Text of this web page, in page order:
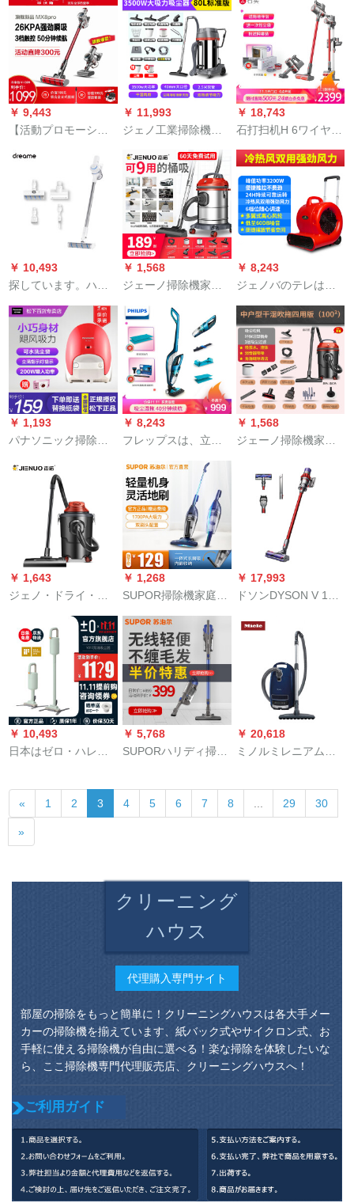
ックス家庭用ハドル
ド大電力除去ダニ吸
引力の強いV 11
Absoluute bull 7+1吸
頭
扫専用大出力ビジネ
ス扫除机の乾湿吹三
用350 L 1600 Wジッ
プです。
力、强力乾湿両用の
大型桶式扫除机大吸
力吸水机商用ホテル
洗車场工事现场用
4800 Wアタップ版70
L【大地付ブラ】
￥ 9,443
【活動プロモーショ
線掃除機家庭用持ち
手の小型超静音大吸
力カーピースピース
除ダニ掃除機MX 8
pro-6000 pa吸引力-
￥ 11,993
ジェノ工業掃除機の
ネの清掃工場の粉塵
大パケツェ式掃除機
JN 601-350 Wドラウ
ェル両は80 L標準版
を使用しています。
￥ 18,743
石打扫机H 6ワイヤレ
ースディ家庭用ダニ
除ペトル家庭用宇宙
银H 6
￥ 10,493
探しています。ハー
庭用ダニ除去無線掃
除機120 AW大吸力は
4種類のブラシを持っ
ています。
￥ 1,568
ジェーノ掃除機家庭
用桶式掃除機カーペ
ルト内装美縫洗車用
アタップ版18 L
￥ 8,243
ジェノバのテレは强
す。台所の乾燥機は
大出力です。ベッド
のドライヤは工业用
仓库のベッドが乾い
ています。
￥ 1,193
パナソニック掃除機
強力フロア・ブラシ
掃除機大電力カノン
ペトル式節電小型掃
￥ 8,243
フレップスは、立式
て、家庭用掃除機湿
式引張機の充電式コ
ードレス掃除機FC
6405/81を持っていま
￥ 1,568
ジェーノ掃除機家庭
用の桶式掃除機カー
プスペクター内装美
縫洗車用強化グレド
版15 L（タイ＋家庭
洗車＋ベッド＋9点セ
￥ 1,643
ジェノ・ドライ・ワ
パ3大電力家庭用ドラ
ム掃除機強力掃除機
101-15-1
￥ 1,268
SUPOR掃除機家庭用
ベルト式ワイヤード
掃除機二合一の強力
吸引力VCS 59 A
￥ 17,993
ドソンDYSON V 10
線大出力強力掃除機3
￥ 10,493
日本はゼロ・ハレデ
用します。
￥ 5,768
SUPORハリディ掃除
電力掃除機VCS 61 C-
C 9【王源代弁】
￥ 20,618
ミノルミレニアム
3-08ドゥイツの入力C
3海军ブルーの家庭用
« 1 2 3 4 5 6 7 8 29 30
»
クリーニング
ハウス
代理購入専門サイト
部屋の掃除をもっと簡単に！クリーニングハウスは各大手メー
カーの掃除機を揃えています、紙バック式やサイクロン式、お
手軽に使える掃除機が自由に選べる！楽な掃除を体験したいな
ら、ここ掃除機専門代理販売店、クリーニングハウスへ！
ご利用ガイド